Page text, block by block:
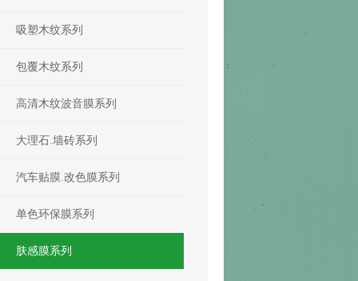
吸塑木纹系列
包覆木纹系列
高清木纹波音膜系列
大理石.墙砖系列
汽车贴膜.改色膜系列
单色环保膜系列
肤感膜系列